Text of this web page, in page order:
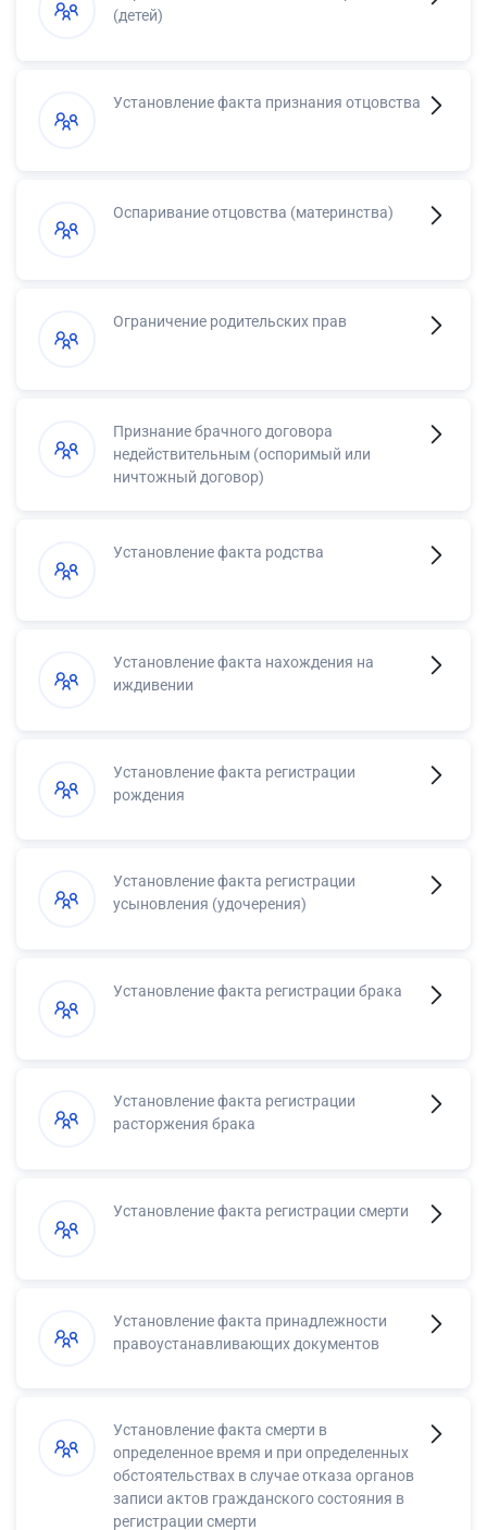
(детей)
Установление факта признания отцовства
Оспаривание отцовства (материнства)
Ограничение родительских прав
Признание брачного договора
недействительным (оспоримый или
ничтожный договор)
Установление факта родства
Установление факта нахождения на
иждивении
Установление факта регистрации
рождения
Установление факта регистрации
усыновления (удочерения)
Установление факта регистрации брака
Установление факта регистрации
расторжения брака
Установление факта регистрации смерти
Установление факта принадлежности
правоустанавливающих документов
Установление факта смерти в
определенное время и при определенных
обстоятельствах в случае отказа органов
записи актов гражданского состояния в
регистрации смерти